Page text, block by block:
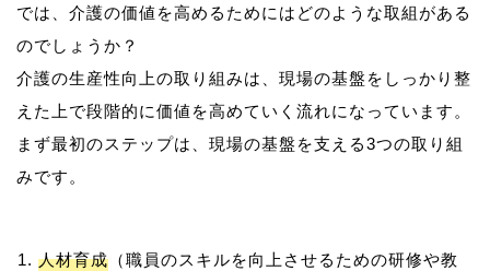
では、介護の価値を高めるためにはどのような取組がある
のでしょうか？
介護の生産性向上の取り組みは、現場の基盤をしっかり整
えた上で段階的に価値を高めていく流れになっています。
まず最初のステップは、現場の基盤を支える3つの取り組
人材育成 （職員のスキルを向上させるための研修や教